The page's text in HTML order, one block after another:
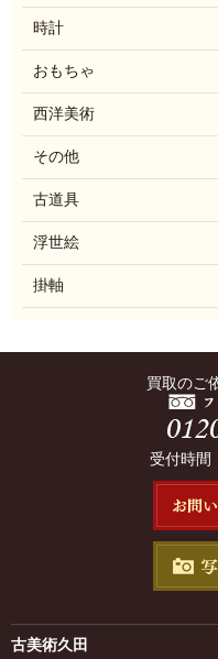
時計
おもちゃ
西洋美術
その他
古道具
浮世絵
掛軸
買取のご
受付時
古美術久田